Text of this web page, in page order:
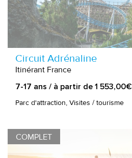
Circuit Adrénaline
Itinérant France
7-17 ans / à partir de 1 553,00€
Parc d'attraction, Visites / tourisme
COMPLET